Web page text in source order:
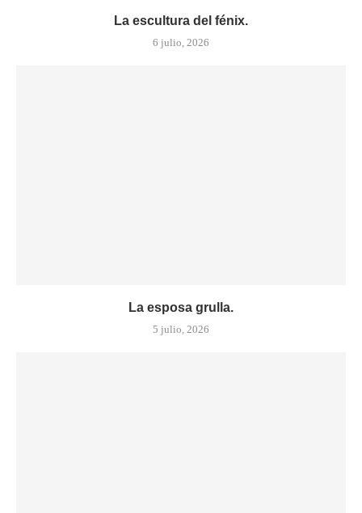
La escultura del fénix.
6 julio, 2026
La esposa grulla.
5 julio, 2026